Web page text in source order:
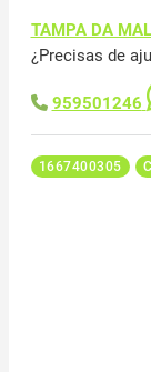
TAMPA DA
¿Precisas de
959501246
1667400305